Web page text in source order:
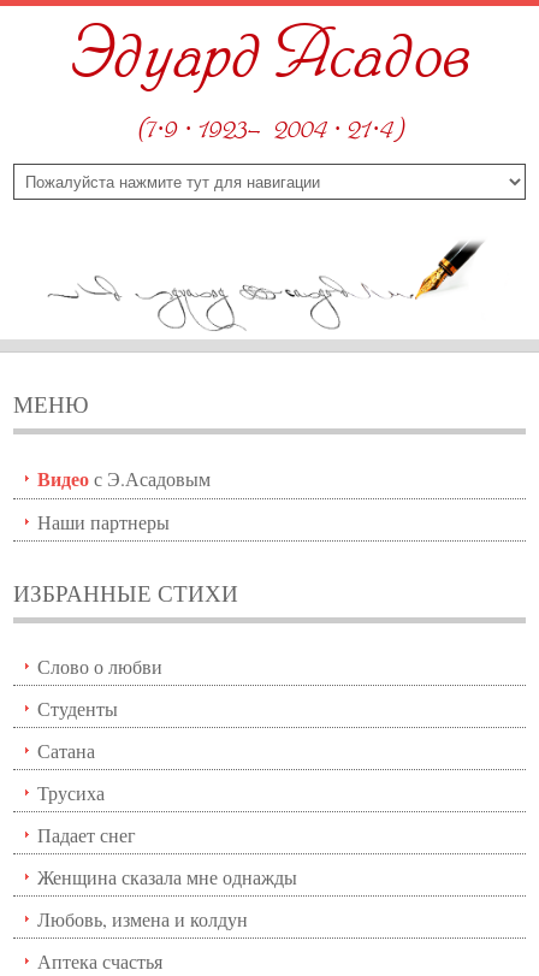
Эдуард Асадов
(7·9 · 1923—2004 · 21·4)
МЕНЮ
Видеос Э.Асадовым
Наши партнеры
ИЗБРАННЫЕ СТИХИ
Слово о любви
Студенты
Сатана
Трусиха
Падает снег
Женщина сказала мне однажды
Любовь, измена и колдун
Аптека счастья